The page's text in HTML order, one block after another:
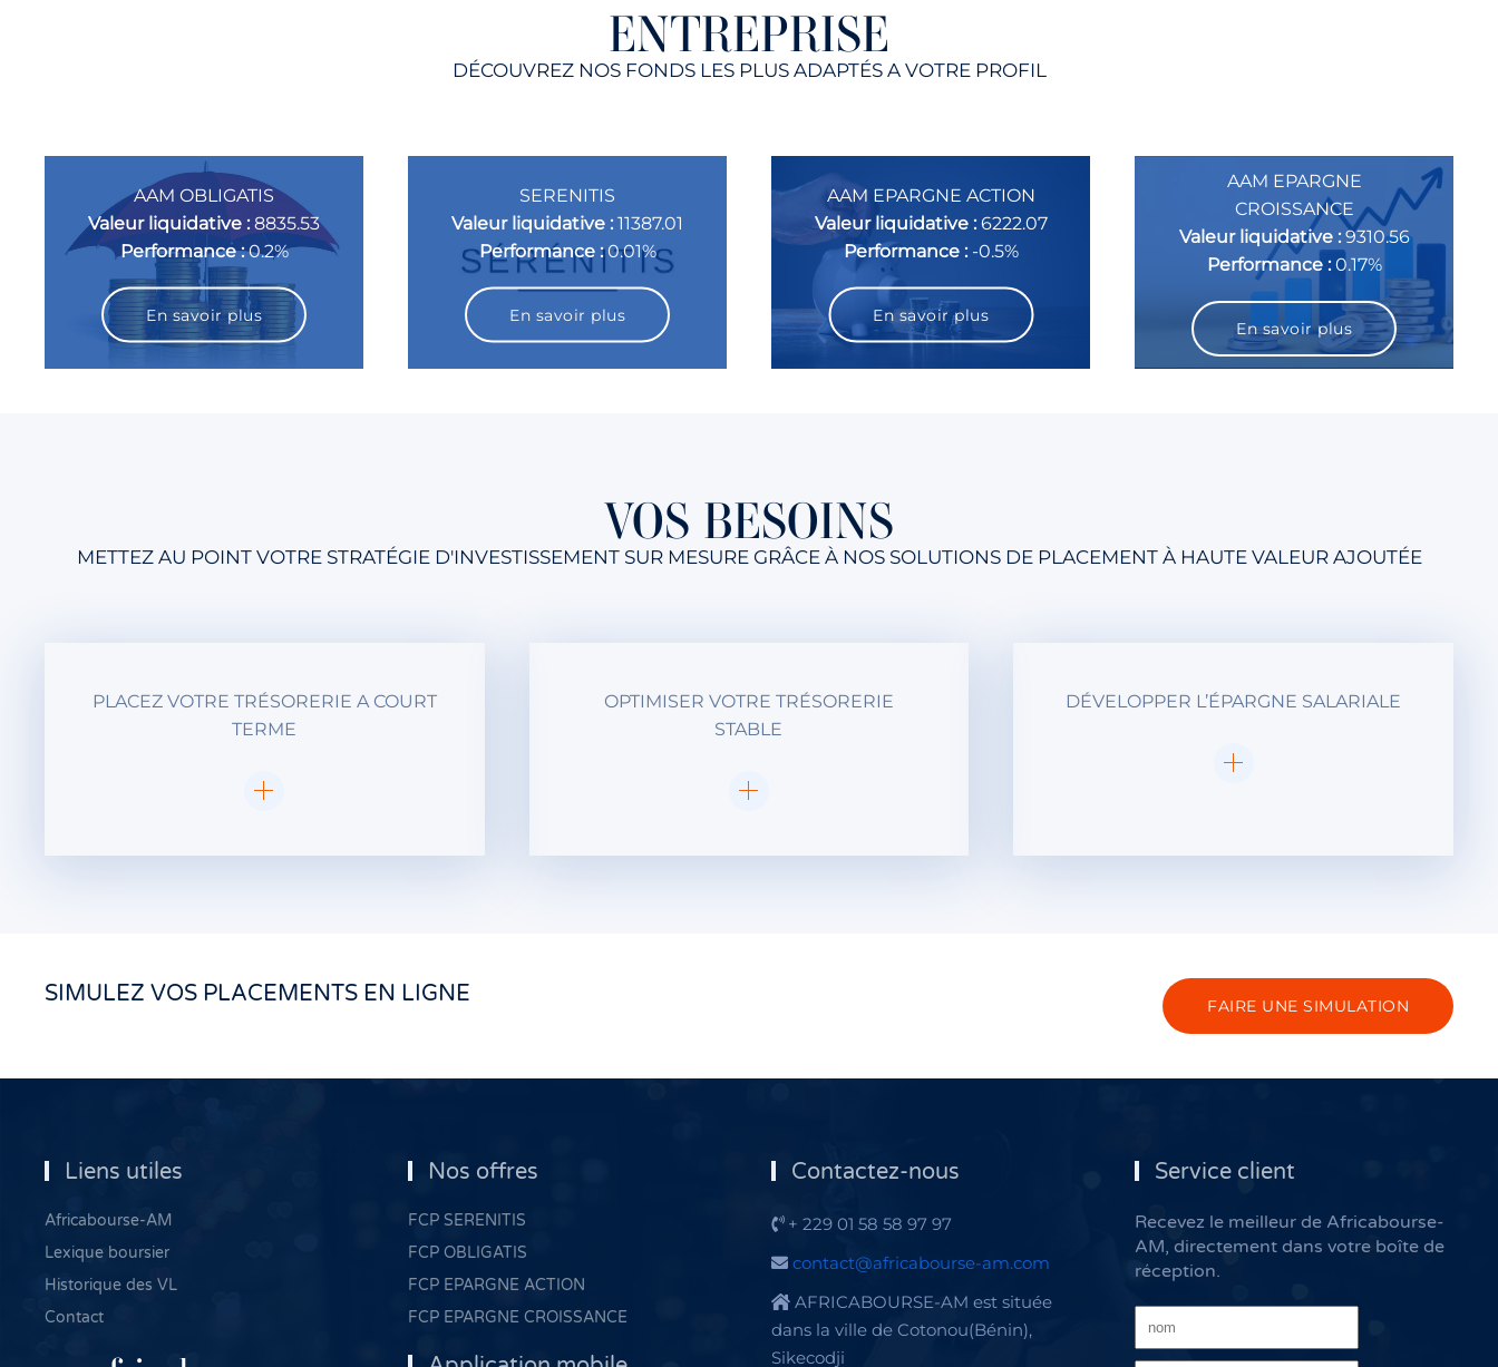
ENTREPRISE
DÉCOUVREZ NOS FONDS LES PLUS ADAPTÉS A VOTRE PROFIL
AAM OBLIGATIS
Valeur liquidative : 8835.53
Performance : 0.2%
En savoir plus
SERENITIS
Valeur liquidative : 11387.01
Performance : 0.01%
En savoir plus
AAM EPARGNE ACTION
Valeur liquidative : 6222.07
Performance : -0.5%
En savoir plus
AAM EPARGNE
CROISSANCE
Valeur liquidative : 9310.56
Performance : 0.17%
En savoir plus
VOS BESOINS
METTEZ AU POINT VOTRE STRATÉGIE D'INVESTISSEMENT SUR MESURE GRÂCE À NOS SOLUTIONS DE PLACEMENT À HAUTE VALEUR AJOUTÉE
PLACEZ VOTRE TRÉSORERIE A COURT
TERME
OPTIMISER VOTRE TRÉSORERIE
STABLE
DÉVELOPPER L’ÉPARGNE SALARIALE
SIMULEZ VOS PLACEMENTS EN LIGNE FAIRE UNE SIMULATION
Liens utiles
Africabourse-AM
Lexique boursier
Historique des VL
Contact
Nos offres
FCP SERENITIS
FCP OBLIGATIS
FCP EPARGNE ACTION
FCP EPARGNE CROISSANCE
Contactez-nous
+ 229 01 58 58 97 97
contact@africabourse-am.com
AFRICABOURSE-AM est située
dans la ville de Cotonou(Bénin),
Sikecodji
Service client
Recevez le meilleur de Africabourse-
AM, directement dans votre boîte de
réception.